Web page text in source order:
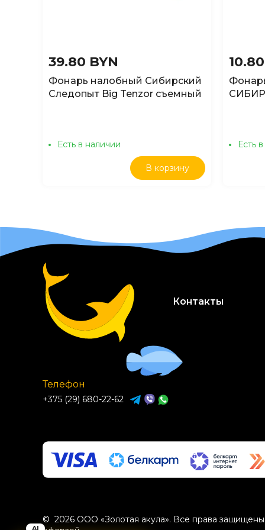
39.80 BYN
Фонарь налобный Сибирский
Следопыт Big Tenzor съемный
Есть в наличии
В корзину
Есть
Контакты
Телефон
+375 (29) 680-22-62
© 2026 ООО «Золотая акула». Все права